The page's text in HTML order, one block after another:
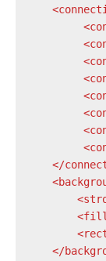
<
<
<
<
<
<
<
<
<
</
<
<
<
<
</